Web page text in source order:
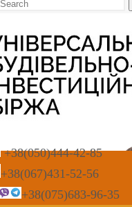
+38(050)444-42-85
+38(067)431-52-56
+38(075)683-96-35